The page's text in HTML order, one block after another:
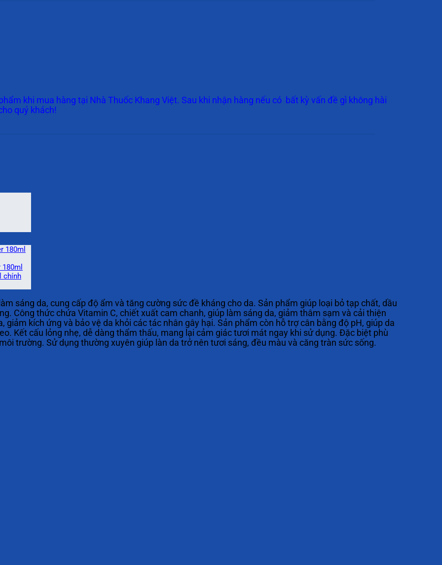
khi mua hàng tại Nhà Thuốc Khang Việt. Sau khi nhận hàng nếu có bất kỳ vấn đề gì không hài
quý khách!
180ml
chính
sáng da, cung cấp độ ẩm và tăng cường sức đề kháng cho da. Sản phẩm giúp loại bỏ tạp chất, dầu
Công thức chứa Vitamin C, chiết xuất cam chanh, giúp làm sáng da, giảm thâm sạm và cải thiện
kích ứng và bảo vệ da khỏi các tác nhân gây hại. Sản phẩm còn hỗ trợ cân bằng độ pH, giúp da
Kết cấu lỏng nhẹ, dễ dàng thẩm thấu, mang lại cảm giác tươi mát ngay khi sử dụng. Đặc biệt phù
trường. Sử dụng thường xuyên giúp làn da trở nên tươi sáng, đều màu và căng tràn sức sống.